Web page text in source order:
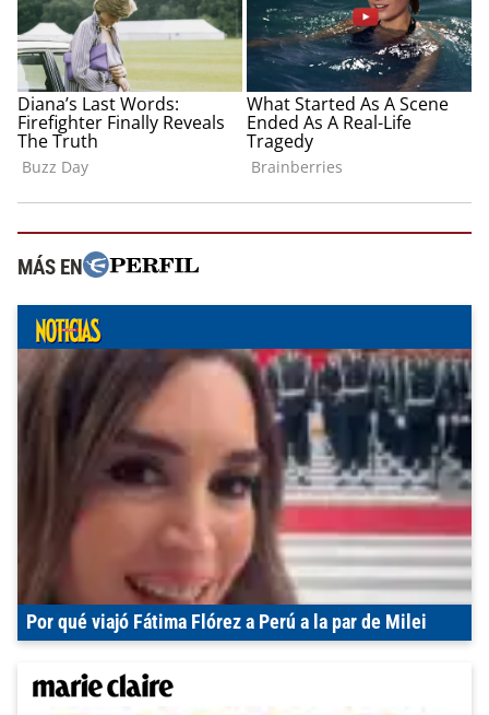
MÁS EN
Por qué viajó Fátima Flórez a Perú a la par de Milei